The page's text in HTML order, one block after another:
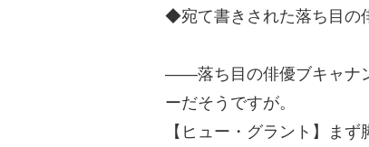
◆宛て書きされた落ち目の
――落ち目の俳優ブキャナ
ーだそうですが。
【ヒュー・グラント】ま